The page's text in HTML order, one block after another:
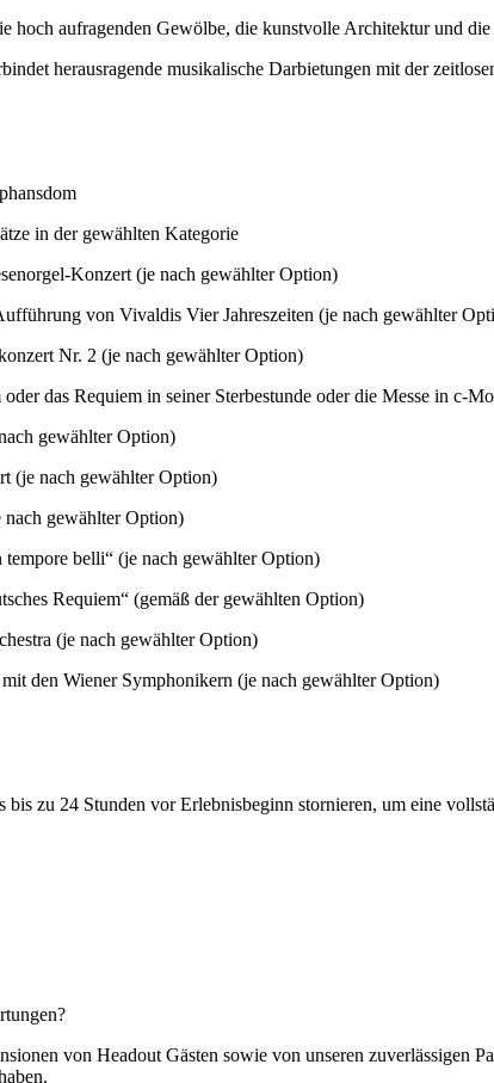
hoch aufragenden Gewölbe, die kunstvolle Architektur und
herausragende musikalische Darbietungen mit der
in der gewählten Kategorie
Konzert (je nach gewählter Option)
von Vivaldis Vier Jahreszeiten (je nach gewählter
Nr. 2 (je nach gewählter Option)
das Requiem in seiner Sterbestunde oder die Messe in c-
gewählter Option)
(je nach gewählter Option)
gewählter Option)
tempore belli“ (je nach gewählter Option)
Requiem“ (gemäß der gewählten Option)
(je nach gewählter Option)
den Wiener Symphonikern (je nach gewählter Option)
bis zu 24 Stunden vor Erlebnisbeginn stornieren, um eine
von Headout Gästen sowie von unseren zuverlässigen